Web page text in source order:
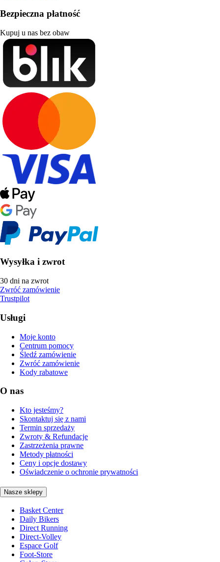
Bezpieczna płatność
Kupuj u nas bez obaw
Wysyłka i zwrot
30 dni na zwrot
Zwróć zamówienie
Trustpilot
Usługi
Moje konto
Centrum pomocy
Śledź zamówienie
Zwróć zamówienie
Kody rabatowe
O nas
Kto jesteśmy?
Skontaktuj się z nami
Termin sprzedaży
Zwroty & Refundacje
Zastrzeżenia prawne
Metody płatności
Ceny i opcje dostawy
Oświadczenie o ochronie prywatności
Nasze sklepy
Basket Center
Daily Bikers
Direct Running
Direct-Volley
Espace Golf
Foot-Store